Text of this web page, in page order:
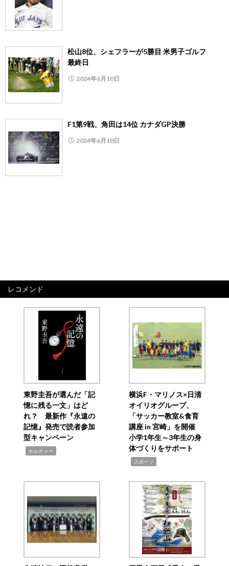
松山8位、シェフラーが5勝目 米男子ゴルフ
最終日
2024年6月10日
F1第9戦、角田は14位 カナダGP決勝
2024年6月10日
レコメンド
東野圭吾が選んだ「記
憶に残る一文」はど
れ？ 最新作『永遠の
記憶』発売で読者参加
型キャンペーン
カルチャー
横浜F・マリノス×日清
オイリオグループ、
「サッカー教室&食育
講座 in 宮崎」を開催
小学1年生～3年生の身
体づくりをサポート
スポーツ